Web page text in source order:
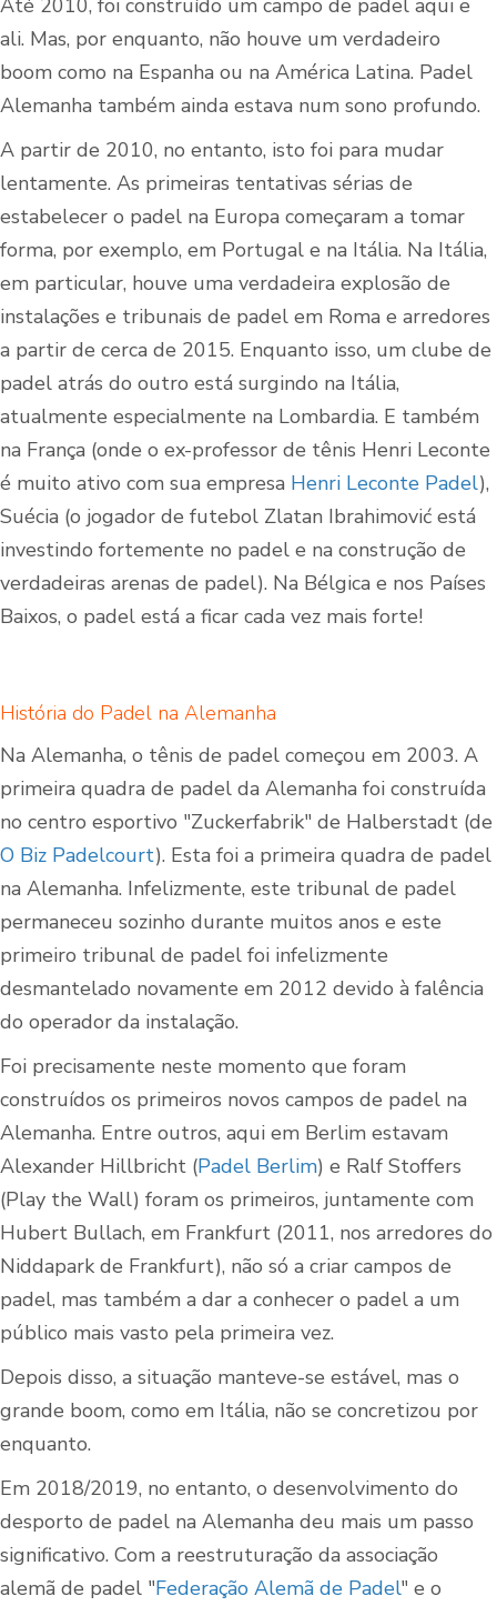
Até 2010, foi construído um campo de padel aqui e
ali. Mas, por enquanto, não houve um verdadeiro
boom como na Espanha ou na América Latina. Padel
Alemanha também ainda estava num sono profundo.
A partir de 2010, no entanto, isto foi para mudar
lentamente. As primeiras tentativas sérias de
estabelecer o padel na Europa começaram a tomar
forma, por exemplo, em Portugal e na Itália. Na Itália,
em particular, houve uma verdadeira explosão de
instalações e tribunais de padel em Roma e arredores
a partir de cerca de 2015. Enquanto isso, um clube de
padel atrás do outro está surgindo na Itália,
atualmente especialmente na Lombardia. E também
na França (onde o ex-professor de tênis Henri Leconte
é muito ativo com sua empresa Henri Leconte Padel),
Suécia (o jogador de futebol Zlatan Ibrahimović está
investindo fortemente no padel e na construção de
verdadeiras arenas de padel). Na Bélgica e nos Países
Baixos, o padel está a ficar cada vez mais forte!
História do Padel na Alemanha
Na Alemanha, o tênis de padel começou em 2003. A
primeira quadra de padel da Alemanha foi construída
no centro esportivo "Zuckerfabrik" de Halberstadt (de
O Biz Padelcourt). Esta foi a primeira quadra de padel
na Alemanha. Infelizmente, este tribunal de padel
permaneceu sozinho durante muitos anos e este
primeiro tribunal de padel foi infelizmente
desmantelado novamente em 2012 devido à falência
do operador da instalação.
Foi precisamente neste momento que foram
construídos os primeiros novos campos de padel na
Alemanha. Entre outros, aqui em Berlim estavam
Alexander Hillbricht (Padel Berlim) e Ralf Stoffers
(Play the Wall) foram os primeiros, juntamente com
Hubert Bullach, em Frankfurt (2011, nos arredores do
Niddapark de Frankfurt), não só a criar campos de
padel, mas também a dar a conhecer o padel a um
público mais vasto pela primeira vez.
Depois disso, a situação manteve-se estável, mas o
grande boom, como em Itália, não se concretizou por
enquanto.
Em 2018/2019, no entanto, o desenvolvimento do
desporto de padel na Alemanha deu mais um passo
significativo. Com a reestruturação da associação
alemã de padel "Federação Alemã de Padel" e o